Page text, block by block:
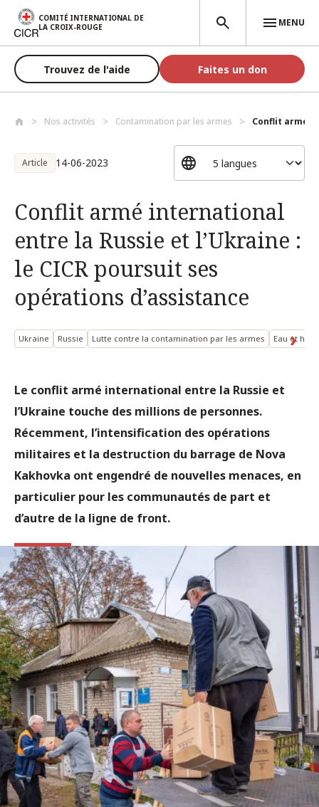
Aller au contenu principal
COMITÉ INTERNATIONAL DE
LA CROIX-ROUGE
MENU
Trouvez de l'aide Faites un don
Nos activités Contamination par les armes Conflit armé
Article 14-06-2023
Conflit armé international
entre la Russie et l’Ukraine :
le CICR poursuit ses
opérations d’assistance
Ukraine Russie Lutte contre la contamination par les armes Eau et
Le conflit armé international entre la Russie et
l’Ukraine touche des millions de personnes.
Récemment, l’intensification des opérations
militaires et la destruction du barrage de Nova
Kakhovka ont engendré de nouvelles menaces, en
particulier pour les communautés de part et
d’autre de la ligne de front.